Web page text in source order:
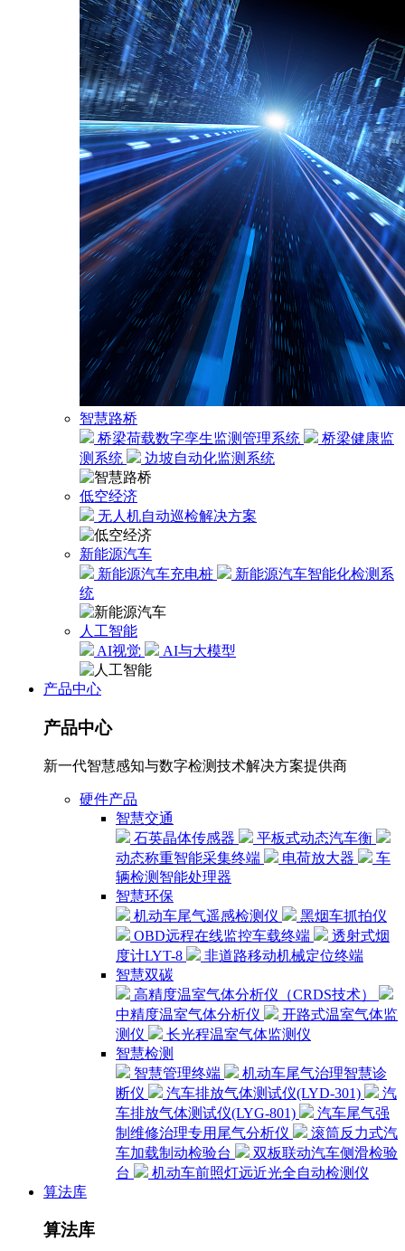
智慧路桥
桥梁荷载数字孪生监测管理系统
桥梁健康监
测系统
边坡自动化监测系统
低空经济
无人机自动巡检解决方案
新能源汽车
新能源汽车充电桩
新能源汽车智能化检测系
统
人工智能
AI视觉
AI与大模型
产品中心
产品中心
新一代智慧感知与数字检测技术解决方案提供商
硬件产品
智慧交通
石英晶体传感器
平板式动态汽车衡
动态称重智能采集终端
电荷放大器
车
辆检测智能处理器
智慧环保
机动车尾气遥感检测仪
黑烟车抓拍仪
OBD远程在线监控车载终端
透射式烟
度计LYT-8
非道路移动机械定位终端
智慧双碳
高精度温室气体分析仪（CRDS技术）
中精度温室气体分析仪
开路式温室气体监
测仪
长光程温室气体监测仪
智慧检测
智慧管理终端
机动车尾气治理智慧诊
断仪
汽车排放气体测试仪(LYD-301)
汽
车排放气体测试仪(LYG-801)
汽车尾气强
制维修治理专用尾气分析仪
滚筒反力式汽
车加载制动检验台
双板联动汽车侧滑检验
台
机动车前照灯远近光全自动检测仪
算法库
算法库